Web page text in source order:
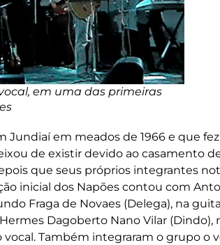
em uma das primeiras
Jundiaí em meados de 1966 e que
de existir devido ao casamento
que seus próprios integrantes
inicial dos Napões contou com
Fraga de Novaes (Delega), na
Dagoberto Nano Vilar
vocal. Também integraram o grupo o